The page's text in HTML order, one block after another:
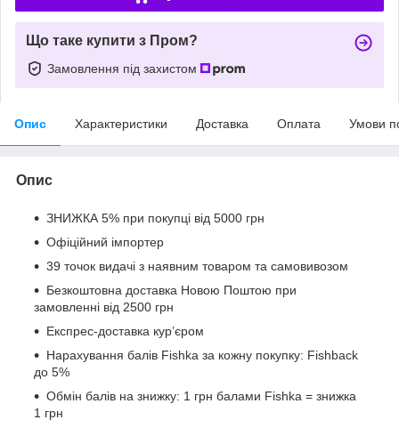
Що таке купити з Пром?
Замовлення під захистом
Опис Характеристики Доставка Оплата Умови
Опис
ЗНИЖКА 5% при покупці від 5000 грн
Офіційний імпортер
39 точок видачі з наявним товаром та самовивозом
Безкоштовна доставка Новою Поштою при
замовленні від 2500 грн
Експрес-доставка кур’єром
Нарахування балів Fishka за кожну покупку: Fishback
до 5%
Обмін балів на знижку: 1 грн балами Fishka = знижка
1 грн